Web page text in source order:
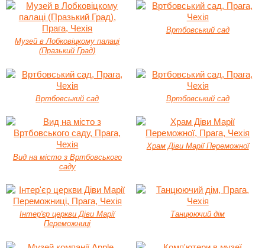
Музей в Лобковіцкому палаці
(Празький Град)
Вртбовський сад
Вртбовський сад Вртбовський сад
Вид на місто з Вртбовського
саду
Храм Діви Марії Переможної
Інтер'єр церкви Діви Марії
Переможниці
Танцюючий дім